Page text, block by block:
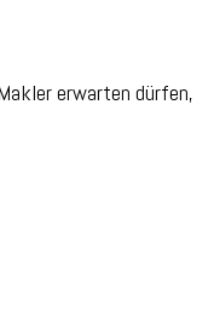
erwarten dürfen,